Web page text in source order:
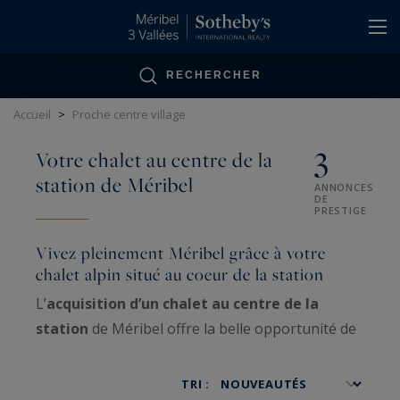
RECHERCHER
Accueil > Proche centre village
Votre chalet au centre de la
station de Méribel
3
ANNONCES
DE
PRESTIGE
Vivez pleinement Méribel grâce à votre
chalet alpin situé au coeur de la station
L’acquisition d’un chalet au centre de la
station de Méribel offre la belle opportunité de
et de l’atmosphère feutrée d’une propriété de
TRI :